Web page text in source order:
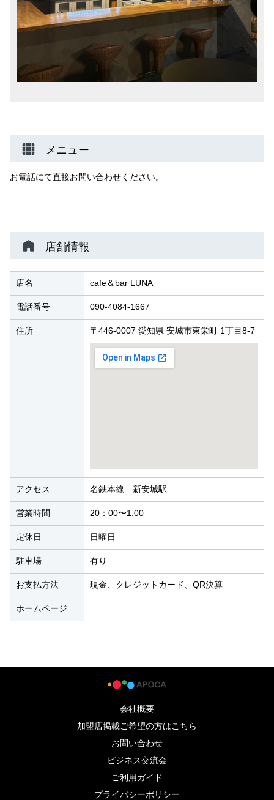
メニュー
お電話にて直接お問い合わせください。
店舗情報
店名 cafe＆bar LUNA
電話番号 090-4084-1667
住所 〒446-0007 愛知県 安城市東栄町 1丁目8-7
アクセス 名鉄本線 新安城駅
営業時間 20：00〜1:00
定休日 日曜日
駐車場 有り
お支払方法 現金、クレジットカード、QR決算
ホームページ
会社概要
加盟店掲載ご希望の方はこちら
お問い合わせ
ビジネス交流会
ご利用ガイド
プライバシーポリシー